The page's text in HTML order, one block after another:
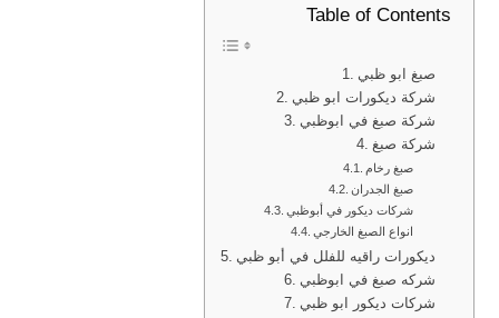
Table of Contents
صبغ ابو ظبي
شركة ديكورات ابو ظبي
شركة صبغ في ابوظبي
شركة صبغ
صبغ رخام
صبغ الجدران
شركات ديكور في أبوظبي
انواع الصبغ الخارجي
ديكورات راقيه للفلل في أبو ظبي
شركه صبغ في ابوظبي
شركات ديكور ابو ظبي